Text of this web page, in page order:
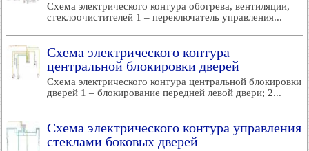
Схема электрического контура обогрева, вентиляции,
стеклоочистителей 1 – переключатель управления...
Схема электрического контура
центральной блокировки дверей
Схема электрического контура центральной блокировки
дверей 1 – блокирование передней левой двери; 2...
Схема электрического контура управления
стеклами боковых дверей